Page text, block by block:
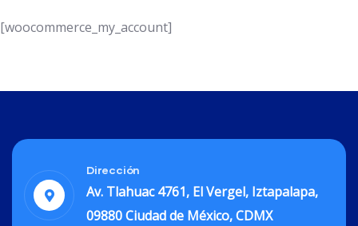
[woocommerce_my_account]
Dirección
Av. Tlahuac 4761, El Vergel, Iztapalapa,
09880 Ciudad de México, CDMX